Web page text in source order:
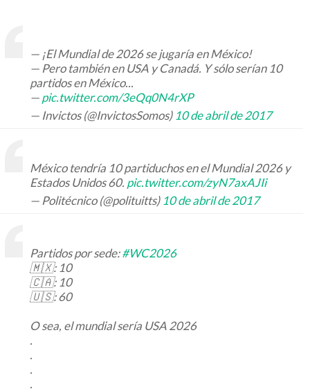
— ¡El Mundial de 2026 se jugaría en México!
— Pero también en USA y Canadá. Y sólo serían 10
partidos en México...
— pic.twitter.com/3eQq0N4rXP
— Invictos (@InvictosSomos) 10 de abril de 2017
México tendría 10 partiduchos en el Mundial 2026 y
Estados Unidos 60. pic.twitter.com/zyN7axAJIi
— Politécnico (@polituitts) 10 de abril de 2017
Partidos por sede:#WC2026
🇲🇽: 10
🇨🇦: 10
🇺🇸: 60
O sea, el mundial sería USA 2026
.
.
.
.